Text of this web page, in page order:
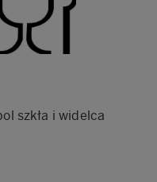
szkła i widelca